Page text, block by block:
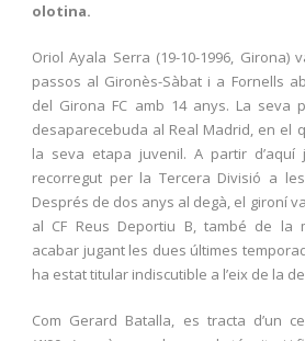
olotina.
Oriol Ayala Serra (19-10-1996,
passos al Gironès-Sàbat i a Fornells
del Girona FC amb 14 anys. La seva
desaparecebuda al Real Madrid, en el
la seva etapa juvenil. A partir
recorregut per la Tercera Divisió a
Després de dos anys al degà, el gironí
al CF Reus Deportiu B, també de la
acabar jugant les dues últimes
ha estat titular indiscutible a l’eix de la
Com Gerard Batalla, es tracta d’un